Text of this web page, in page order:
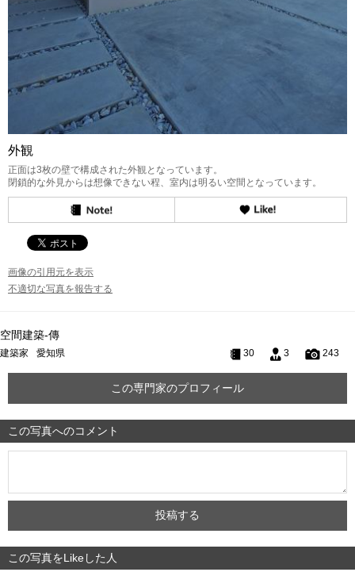
外観
正面は3枚の壁で構成された外観となっています。
閉鎖的な外見からは想像できない程、室内は明るい空間となっています。
画像の引用元を表示
不適切な写真を報告する
空間建築-傳
建築家 愛知県 30 3 243
この専門家のプロフィール
この写真へのコメント
この写真をLikeした人